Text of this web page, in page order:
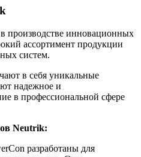
инновационных
ассортимент продукции
систем.
в себя уникальные
надежное и
в профессиональной сфере
Neutrik:
разработаны для